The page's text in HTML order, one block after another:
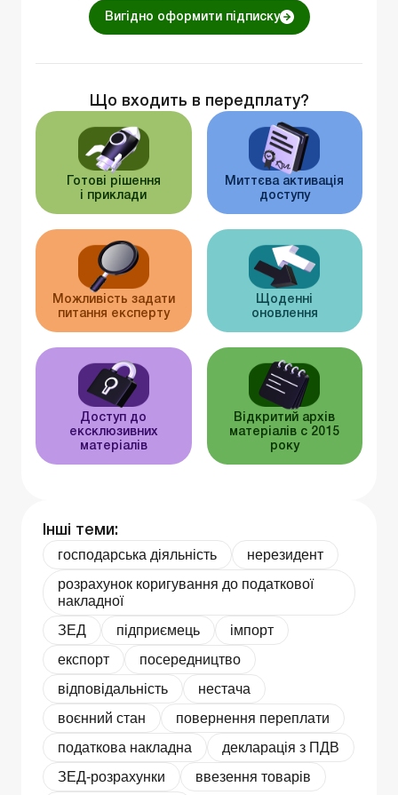
Вигідно оформити підписку
Що входить в передплату?
Готові рішення
і приклади
Миттєва активація
доступу
Можливість задати
питання експерту
Щоденні
оновлення
Доступ до
ексклюзивних
матеріалів
Відкритий архів
матеріалів c 2015
року
Інші теми:
господарська діяльність
нерезидент
розрахунок коригування до податкової
накладної
ЗЕД
підприємець
імпорт
експорт
посередництво
відповідальність
нестача
воєнний стан
повернення переплати
податкова накладна
декларація з ПДВ
ЗЕД-розрахунки
ввезення товарів